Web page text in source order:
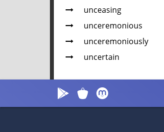
unceasing
unceremonious
unceremoniously
uncertain